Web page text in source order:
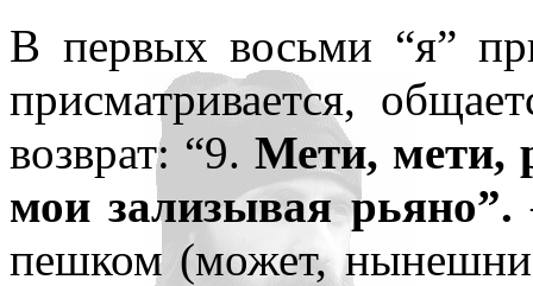
В первых восьми “я”
присматривается,
возврат: “9. Мети, мети,
мои зализывая рьяно”.
пешком (может,